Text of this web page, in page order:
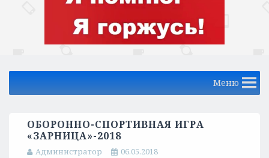
Меню
ОБОРОННО-СПОРТИВНАЯ ИГРА
«ЗАРНИЦА»-2018
Администратор 06.05.2018